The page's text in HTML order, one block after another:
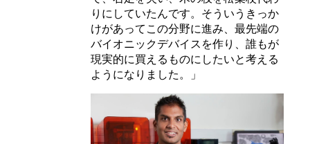
りにしていたんです。そういうきっか
けがあってこの分野に進み、最先端の
バイオニックデバイスを作り、誰もが
現実的に買えるものにしたいと考える
ようになりました。」